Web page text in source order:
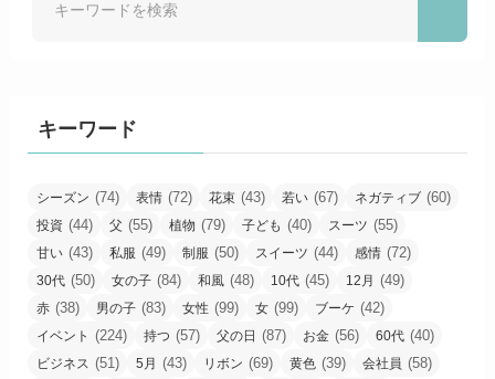
キーワード
シーズン (74) 表情 (72) 花束 (43) 若い (67) ネガティブ (60)
投資 (44) 父 (55) 植物 (79) 子ども (40) スーツ (55)
甘い (43) 私服 (49) 制服 (50) スイーツ (44) 感情 (72)
30代 (50) 女の子 (84) 和風 (48) 10代 (45) 12月 (49)
赤 (38) 男の子 (83) 女性 (99) 女 (99) ブーケ (42)
イベント (224) 持つ (57) 父の日 (87) お金 (56) 60代 (40)
ビジネス (51) 5月 (43) リボン (69) 黄色 (39) 会社員 (58)